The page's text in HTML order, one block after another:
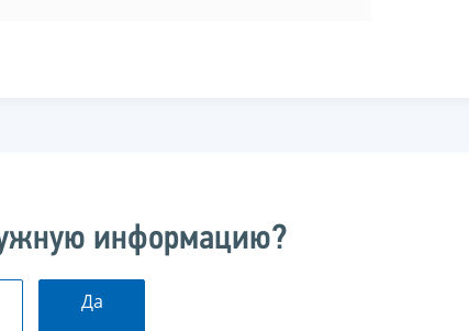
информацию?
Да